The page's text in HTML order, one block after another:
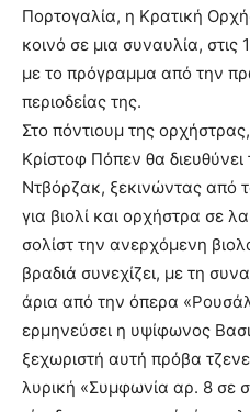
Πορτογαλία, η Κρατική
κοινό σε μια συναυλία,
με το πρόγραμμα από την
περιοδείας της.
Στο πόντιουμ της
Κρίστοφ Πόπεν θα διευθύνει
Ντβόρζακ, ξεκινώντας από
για βιολί και ορχήστρα σε
σολίστ την ανερχόμενη
βραδιά συνεχίζει, με τη
άρια από την όπερα
ερμηνεύσει η υψίφωνος
ξεχωριστή αυτή πρόβα
λυρική «Συμφωνία αρ. 8 σε